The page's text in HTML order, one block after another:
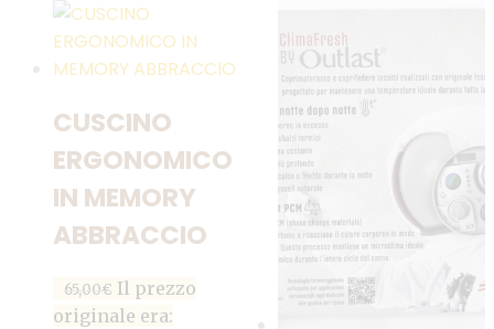
CUSCINO
ERGONOMICO
IN MEMORY
ABBRACCIO
65,00€ Il prezzo
originale era: